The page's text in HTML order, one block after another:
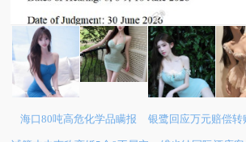
海口80吨高危化学品瞒报 银鹭回应万元赔偿